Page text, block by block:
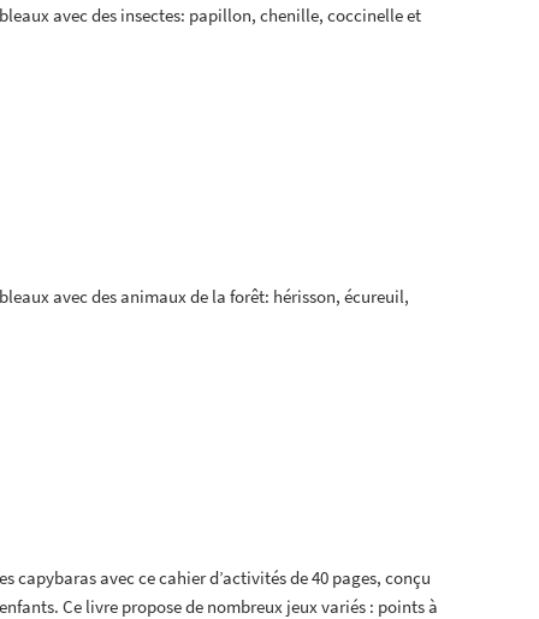
avec des insectes: papillon, chenille, coccinelle et
avec des animaux de la forêt: hérisson, écureuil,
capybaras avec ce cahier d’activités de 40 pages, conçu
Ce livre propose de nombreux jeux variés : points à